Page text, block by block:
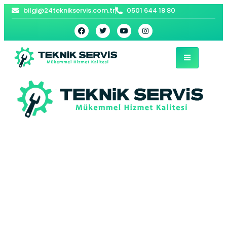
bilgi@24teknikservis.com.tr 0501 644 18 80